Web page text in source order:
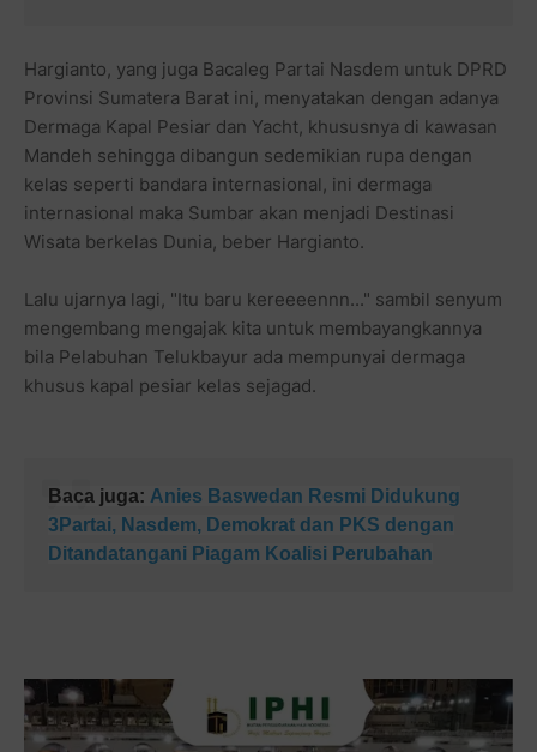
Hargianto, yang juga Bacaleg Partai Nasdem untuk DPRD
Provinsi Sumatera Barat ini, menyatakan dengan adanya
Dermaga Kapal Pesiar dan Yacht, khususnya di kawasan
Mandeh sehingga dibangun sedemikian rupa dengan
kelas seperti bandara internasional, ini dermaga
internasional maka Sumbar akan menjadi Destinasi
Wisata berkelas Dunia, beber Hargianto.
Lalu ujarnya lagi, "Itu baru kereeeennn..." sambil senyum
mengembang mengajak kita untuk membayangkannya
bila Pelabuhan Telukbayur ada mempunyai dermaga
khusus kapal pesiar kelas sejagad.
Baca juga: Anies Baswedan Resmi Didukung
3Partai, Nasdem, Demokrat dan PKS dengan
Ditandatangani Piagam Koalisi Perubahan